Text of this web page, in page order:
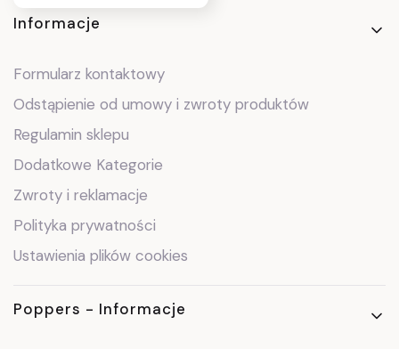
Linki w stopce
Informacje
Formularz kontaktowy
Odstąpienie od umowy i zwroty produktów
Regulamin sklepu
Dodatkowe Kategorie
Zwroty i reklamacje
Polityka prywatności
Ustawienia plików cookies
Poppers - Informacje